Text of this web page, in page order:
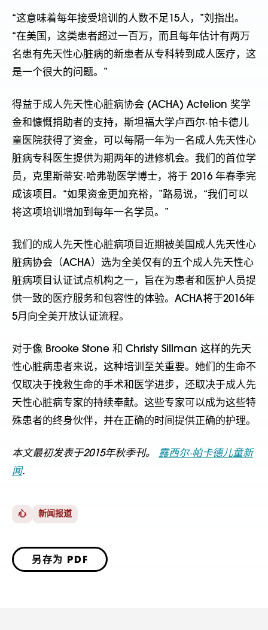
“这意味着每年接受培训的人数不足15人，”刘指出。
“在美国，这类患者超过一百万，而且每年估计有两万
名患有先天性心脏病的新患者从专科转到成人医疗，这
是一个很大的问题。”
得益于成人先天性心脏病协会 (ACHA) Actelion 奖学
金和慷慨捐助者的支持，斯坦福大学卢西尔·帕卡德儿
童医院获得了资金，可以每隔一年为一名成人先天性心
脏病专科医生提供为期两年的进修机会。我们的首位学
员，克里斯蒂安·哈弗勒医学博士，将于 2016 年春季完
成该项目。“如果资金更加充裕，”路易说，“我们可以
将这项培训增加到每年一名学员。”
我们的成人先天性心脏病项目近期被美国成人先天性心
脏病协会（ACHA）选为全美仅有的五个成人先天性心
脏病项目认证试点机构之一，旨在为患者和医护人员提
供一致的医疗服务和包容性的体验。ACHA将于2016年
5月向全美开放认证流程。
对于像 Brooke Stone 和 Christy Sillman 这样的先天
性心脏病患者来说，这种培训至关重要。她们的生命不
仅取决于挽救生命的手术和医学进步，还取决于成人先
天性心脏病专家的持续奉献。这些专家可以成为这些特
殊患者的终身伙伴，并在正确的时间提供正确的护理。
本文最初发表于2015年秋季刊。
露西尔·帕卡德儿童新
闻.
心 新闻报道
另存为 PDF